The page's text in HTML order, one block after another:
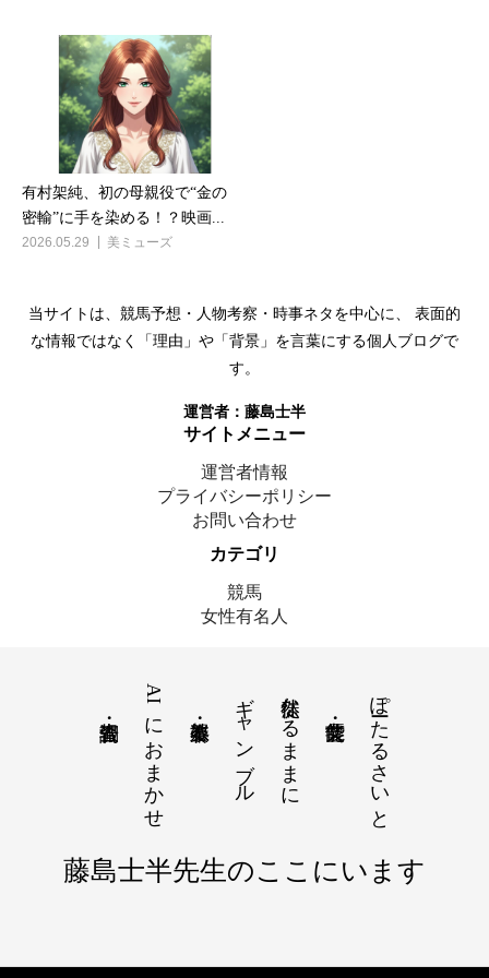
有村架純、初の母親役で“金の
密輸”に手を染める！？映画...
2026.05.29 美ミューズ
当サイトは、競馬予想・人物考察・時事ネタを中心に、 表面的
な情報ではなく「理由」や「背景」を言葉にする個人ブログで
す。
運営者： 藤島士半
サイトメニュー
運営者情報
プライバシーポリシー
お問い合わせ
カテゴリ
競馬
女性有名人
© 2025 藤島士半｜ここにいます ぽーたるさいと
徒然なるままに
ギャンブル
AIにおまかせ
藤島士半先生のここにいます